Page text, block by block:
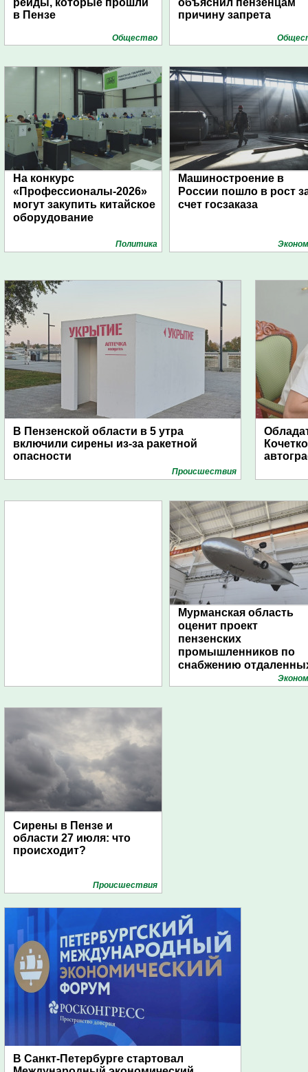
рейды, которые прошли
в Пензе
Общество
объяснил пензенцам
причину запрета
На конкурс
«Профессионалы-2026»
могут закупить китайское
оборудование
Политика
Машиностроение в
России пошло в рост
счет госзаказа
В Пензенской области в 5 утра
включили сирены из-за ракетной
опасности
Проиcшествия
Мурманская область
оценит проект
пензенских
промышленников по
снабжению
поселений с помощью
Сирены в Пензе и
области 27 июля: что
происходит?
Проиcшествия
В Санкт-Петербурге стартовал